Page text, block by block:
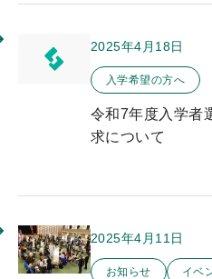
2025年4月18日
このお知らせのカ
入学希望の方へ
令和7年度入学者
求について
2025年4月11日
このお知らせのカ
お知らせ イベ